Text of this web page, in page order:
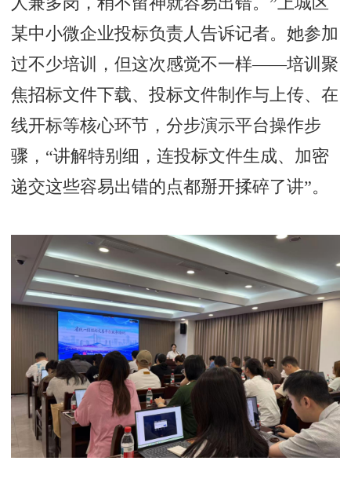
某中小微企业投标负责人告诉记者。她参加
过不少培训，但这次感觉不一样——培训聚
焦招标文件下载、投标文件制作与上传、在
线开标等核心环节，分步演示平台操作步
骤，“讲解特别细，连投标文件生成、加密
递交这些容易出错的点都掰开揉碎了讲”。